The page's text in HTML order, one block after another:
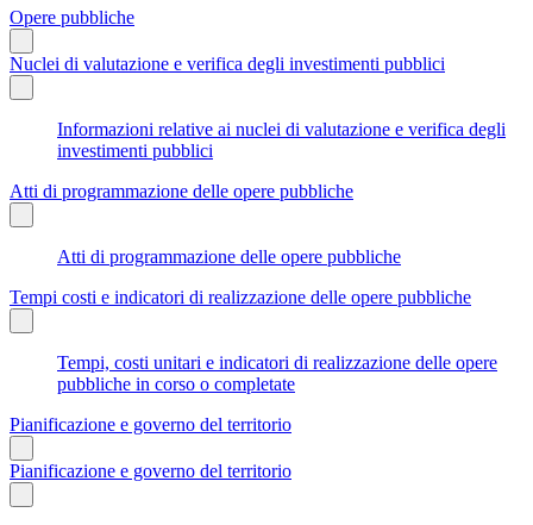
Opere pubbliche
Nuclei di valutazione e verifica degli investimenti pubblici
Informazioni relative ai nuclei di valutazione e verifica degli
investimenti pubblici
Atti di programmazione delle opere pubbliche
Atti di programmazione delle opere pubbliche
Tempi costi e indicatori di realizzazione delle opere pubbliche
Tempi, costi unitari e indicatori di realizzazione delle opere
pubbliche in corso o completate
Pianificazione e governo del territorio
Pianificazione e governo del territorio